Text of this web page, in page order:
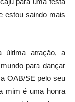
para uma festa
estou saindo mais
última atração, a
para dançar
OAB/SE pelo seu
mim é uma honra